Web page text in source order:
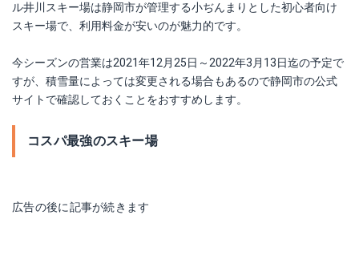
ル井川スキー場は静岡市が管理する小ぢんまりとした初心者向け
スキー場で、利用料金が安いのが魅力的です。
今シーズンの営業は2021年12月25日～2022年3月13日迄の予定で
すが、積雪量によっては変更される場合もあるので静岡市の公式
サイトで確認しておくことをおすすめします。
コスパ最強のスキー場
広告の後に記事が続きます